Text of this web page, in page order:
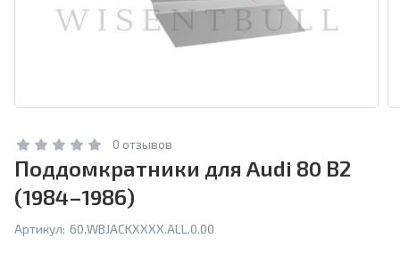
0 отзывов
Поддомкратники для Audi 80 B2
(1984–1986)
Артикул: 60.WBJACKXXXX.ALL.0.00